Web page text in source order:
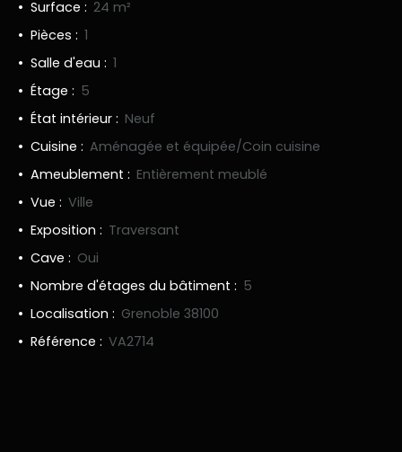
Surface : 24 m²
Pièces : 1
Salle d'eau : 1
Étage : 5
État intérieur : Neuf
Cuisine : Aménagée et équipée/Coin cuisine
Ameublement : Entièrement meublé
Vue : Ville
Exposition : Traversant
Cave : Oui
Nombre d'étages du bâtiment : 5
Localisation : Grenoble 38100
Référence : VA2714